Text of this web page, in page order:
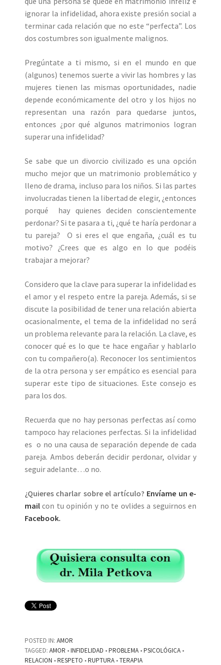
ignorar la infidelidad, ahora existe presión social a
terminar cada relación que no este “perfecta”. Los
dos costumbres son igualmente malignos.
Pregúntate a ti mismo, si en el mundo en que
(algunos) tenemos suerte a vivir las hombres y las
mujeres tienen las mismas oportunidades, nadie
depende económicamente del otro y los hijos no
representan una razón para quedarse juntos,
entonces ¿por qué algunos matrimonios logran
superar una infidelidad?
Se sabe que un divorcio civilizado es una opción
mucho mejor que un matrimonio problemático y
lleno de drama, incluso para los niños. Si las partes
involucradas tienen la libertad de elegir, ¿entonces
porqué hay quienes deciden conscientemente
perdonar? Si te pasara a ti, ¿qué te haría perdonar a
tu pareja? O si eres el que engaña, ¿cuál es tu
motivo? ¿Crees que es algo en lo que podéis
trabajar a mejorar?
Considero que la clave para superar la infidelidad es
el amor y el respeto entre la pareja. Además, si se
discute la posibilidad de tener una relación abierta
ocasionalmente, el tema de la infidelidad no será
un problema relevante para la relación. La clave, es
conocer qué es lo que te hace engañar y hablarlo
con tu compañero(a). Reconocer los sentimientos
de la otra persona y ser empático es esencial para
superar este tipo de situaciones. Este consejo es
para los dos.
Recuerda que no hay personas perfectas así como
tampoco hay relaciones perfectas. Si la infidelidad
es o no una causa de separación depende de cada
pareja. Ambos deberán decidir perdonar, olvidar y
seguir adelante…o no.
¿Quieres charlar sobre el artículo? Envíame un e-
mail con tu opinión y no te ovlides a seguirnos en
Facebook.
POSTED IN: AMOR
TAGGED: AMOR •INFIDELIDAD •PROBLEMA •PSICOLÓGICA •
RELACION •RESPETO •RUPTURA •TERAPIA